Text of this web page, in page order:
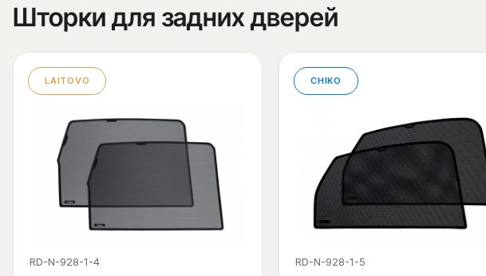
Шторки для задних дверей
LAITOVO
RD-N-928-1-4
CHIKO
RD-N-928-1-5